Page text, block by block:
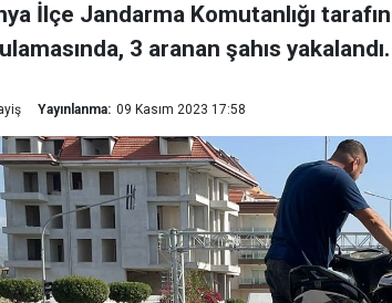
İlçe Jandarma Komutanlığı
3 aranan şahıs yakalandı.
Yayınlanma: 09 Kasım 2023 17:58